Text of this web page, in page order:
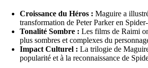
Croissance du Héros : Maguire a
transformation de Peter Parker en
Tonalité Sombre : Les films de Raimi
plus sombres et complexes du
Impact Culturel : La trilogie de
popularité et à la reconnaissance de